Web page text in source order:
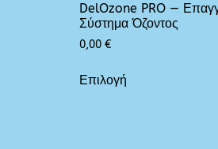
DelOzone PRO —
Σύστημα Όζοντος
0,00 €
Επιλογή